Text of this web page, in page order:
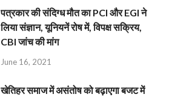
पत्रकार की संदिग्ध मौत का PCI और EGI ने
लिया संज्ञान, यूनियनें रोष में, विपक्ष सक्रिय,
CBI जांच की मांग
June 16, 2021
खेतिहर समाज में असंतोष को बढ़ाएगा बजट में